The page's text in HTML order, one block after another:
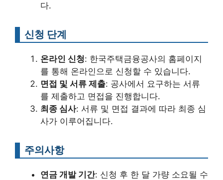
다.
신청 단계
온라인 신청: 한국주택금융공사의 홈페이지
를 통해 온라인으로 신청할 수 있습니다.
면접 및 서류 제출: 공사에서 요구하는 서류
를 제출하고 면접을 진행합니다.
최종 심사: 서류 및 면접 결과에 따라 최종 심
사가 이루어집니다.
주의사항
연금 개발 기간: 신청 후 한 달 가량 소요될 수